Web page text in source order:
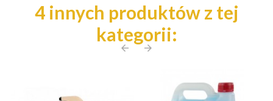
4 innych produktów z tej
kategorii:
arrow_back arrow_forward